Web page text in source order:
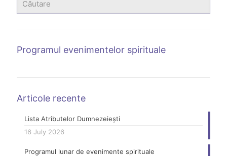
Programul evenimentelor spirituale
Articole recente
Lista Atributelor Dumnezeiești
16 July 2026
Programul lunar de evenimente spirituale